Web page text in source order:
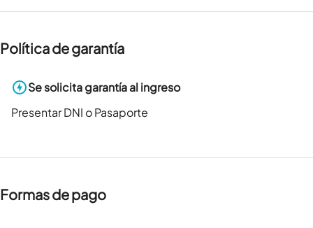
Política de garantía
Se solicita garantía al ingreso
Presentar DNI o Pasaporte
Formas de pago